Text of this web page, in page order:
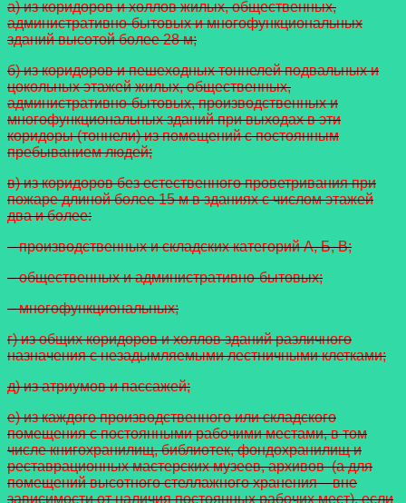
а) из коридоров и холлов жилых, общественных,
административно-бытовых и многофункциональных
зданий высотой более 28 м;
б) из коридоров и пешеходных тоннелей подвальных и
цокольных этажей жилых, общественных,
административно-бытовых, производственных и
многофункциональных зданий при выходах в эти
коридоры (тоннели) из помещений с постоянным
пребыванием людей;
в) из коридоров без естественного проветривания при
пожаре длиной более 15 м в зданиях с числом этажей
два и более:
– производственных и складских категорий А, Б, В;
– общественных и административно-бытовых;
– многофункциональных;
г) из общих коридоров и холлов зданий различного
назначения с незадымляемыми лестничными клетками;
д) из атриумов и пассажей;
е) из каждого производственного или складского
помещения с постоянными рабочими местами, в том
числе книгохранилищ, библиотек, фондохранилищ и
реставрационных мастерских музеев, архивов (а для
помещений высотного стеллажного хранения – вне
зависимости от наличия постоянных рабочих мест), если